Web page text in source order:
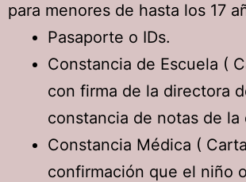
para menores de hasta los 17
Pasaporte o IDs.
Constancia de Escuela (
con firma de la directora
constancia de notas de la
Constancia Médica (
confirmación que el niño